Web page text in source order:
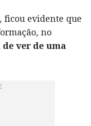
ficou evidente que
no
ver de uma